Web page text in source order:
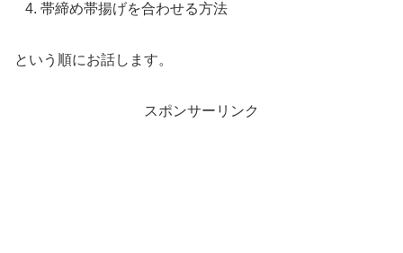
帯締め帯揚げを合わせる方法
という順にお話します。
スポンサーリンク